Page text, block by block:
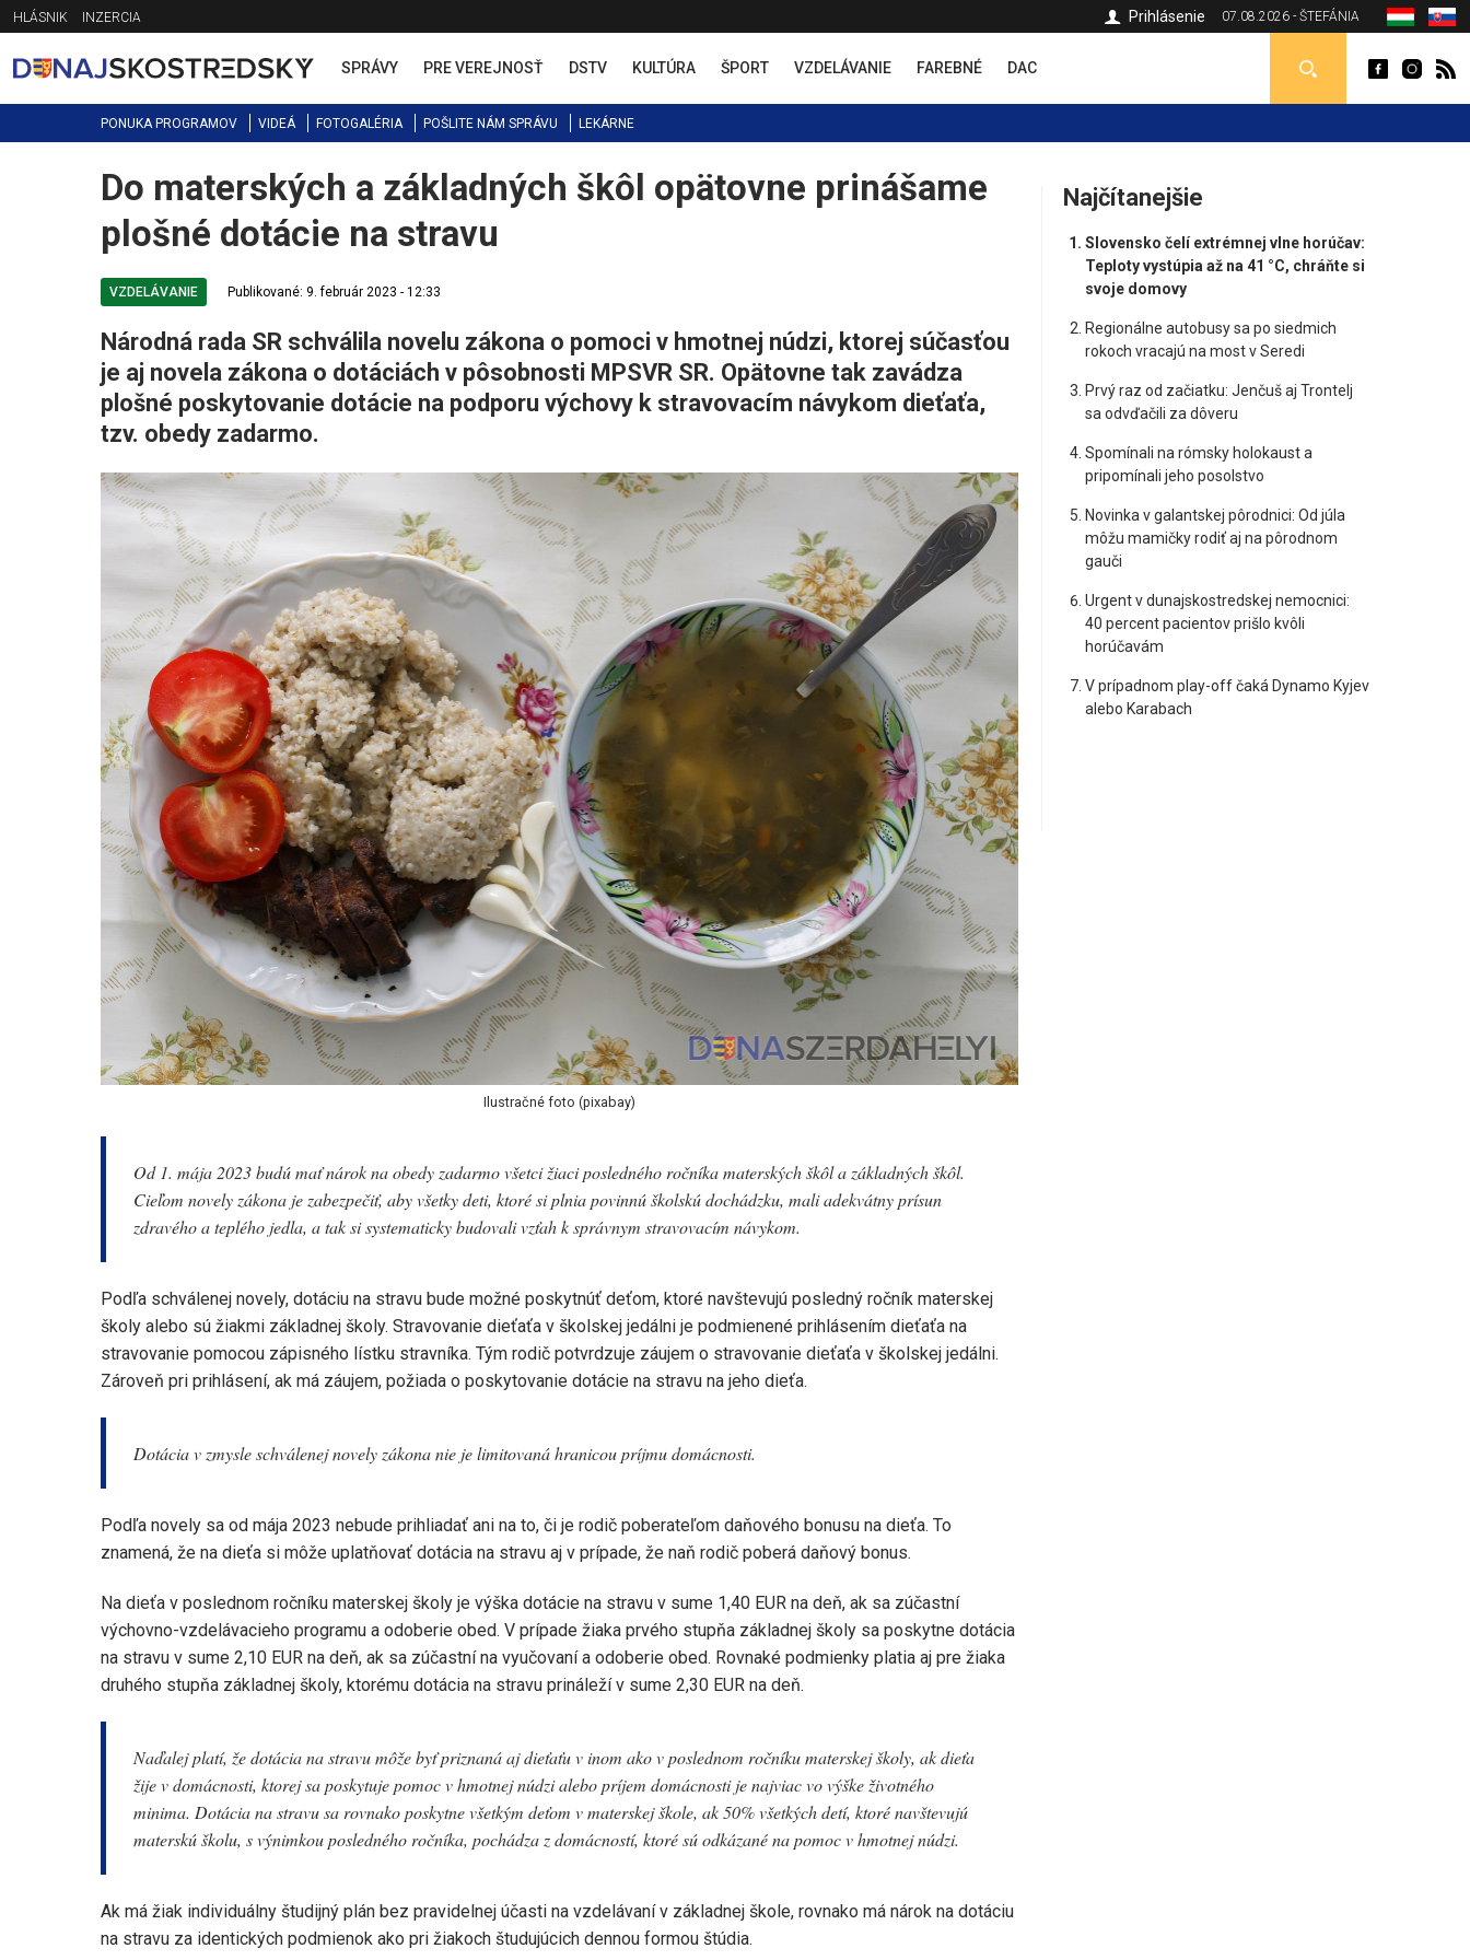
Jump
to
navigation
HLÁSNIK INZERCIA 07.08.2026 - ŠTEFÁNIA
Prihlásenie
SPRÁVY PRE VEREJNOSŤ DSTV KULTÚRA ŠPORT VZDELÁVANIE FAREBNÉ DAC
PONUKA PROGRAMOV VIDEÁ FOTOGALÉRIA POŠLITE NÁM SPRÁVU LEKÁRNE
Back
to
Do materských a základných škôl opätovne prinášame
plošné dotácie na stravu
VZDELÁVANIE Publikované: 9. február 2023 - 12:33
Národná rada SR schválila novelu zákona o pomoci v hmotnej núdzi, ktorej súčasťou
je aj novela zákona o dotáciách v pôsobnosti MPSVR SR. Opätovne tak zavádza
plošné poskytovanie dotácie na podporu výchovy k stravovacím návykom dieťaťa,
tzv. obedy zadarmo.
Ilustračné foto (pixabay)
Od 1. mája 2023 budú mať nárok na obedy zadarmo všetci žiaci posledného ročníka materských škôl a základných škôl.
Cieľom novely zákona je zabezpečiť, aby všetky deti, ktoré si plnia povinnú školskú dochádzku, mali adekvátny prísun
zdravého a teplého jedla, a tak si systematicky budovali vzťah k správnym stravovacím návykom.
Podľa schválenej novely, dotáciu na stravu bude možné poskytnúť deťom, ktoré navštevujú posledný ročník materskej
školy alebo sú žiakmi základnej školy. Stravovanie dieťaťa v školskej jedálni je podmienené prihlásením dieťaťa na
stravovanie pomocou zápisného lístku stravníka. Tým rodič potvrdzuje záujem o stravovanie dieťaťa v školskej jedálni.
Zároveň pri prihlásení, ak má záujem, požiada o poskytovanie dotácie na stravu na jeho dieťa.
Dotácia v zmysle schválenej novely zákona nie je limitovaná hranicou príjmu domácnosti.
Podľa novely sa od mája 2023 nebude prihliadať ani na to, či je rodič poberateľom daňového bonusu na dieťa. To
znamená, že na dieťa si môže uplatňovať dotácia na stravu aj v prípade, že naň rodič poberá daňový bonus.
Na dieťa v poslednom ročníku materskej školy je výška dotácie na stravu v sume 1,40 EUR na deň, ak sa zúčastní
výchovno-vzdelávacieho programu a odoberie obed. V prípade žiaka prvého stupňa základnej školy sa poskytne dotácia
na stravu v sume 2,10 EUR na deň, ak sa zúčastní na vyučovaní a odoberie obed. Rovnaké podmienky platia aj pre žiaka
druhého stupňa základnej školy, ktorému dotácia na stravu prináleží v sume 2,30 EUR na deň.
Naďalej platí, že dotácia na stravu môže byť priznaná aj dieťaťu v inom ako v poslednom ročníku materskej školy, ak dieťa
žije v domácnosti, ktorej sa poskytuje pomoc v hmotnej núdzi alebo príjem domácnosti je najviac vo výške životného
minima. Dotácia na stravu sa rovnako poskytne všetkým deťom v materskej škole, ak 50% všetkých detí, ktoré navštevujú
materskú školu, s výnimkou posledného ročníka, pochádza z domácností, ktoré sú odkázané na pomoc v hmotnej núdzi.
Ak má žiak individuálny študijný plán bez pravidelnej účasti na vzdelávaní v základnej škole, rovnako má nárok na dotáciu
na stravu za identických podmienok ako pri žiakoch študujúcich dennou formou štúdia.
Najčítanejšie
Slovensko čelí extrémnej vlne horúčav:
Teploty vystúpia až na 41 °C, chráňte si
svoje domovy
Regionálne autobusy sa po siedmich
rokoch vracajú na most v Seredi
Prvý raz od začiatku: Jenčuš aj Trontelj
sa odvďačili za dôveru
Spomínali na rómsky holokaust a
pripomínali jeho posolstvo
Novinka v galantskej pôrodnici: Od júla
môžu mamičky rodiť aj na pôrodnom
gauči
Urgent v dunajskostredskej nemocnici:
40 percent pacientov prišlo kvôli
horúčavám
V prípadnom play-off čaká Dynamo Kyjev
alebo Karabach